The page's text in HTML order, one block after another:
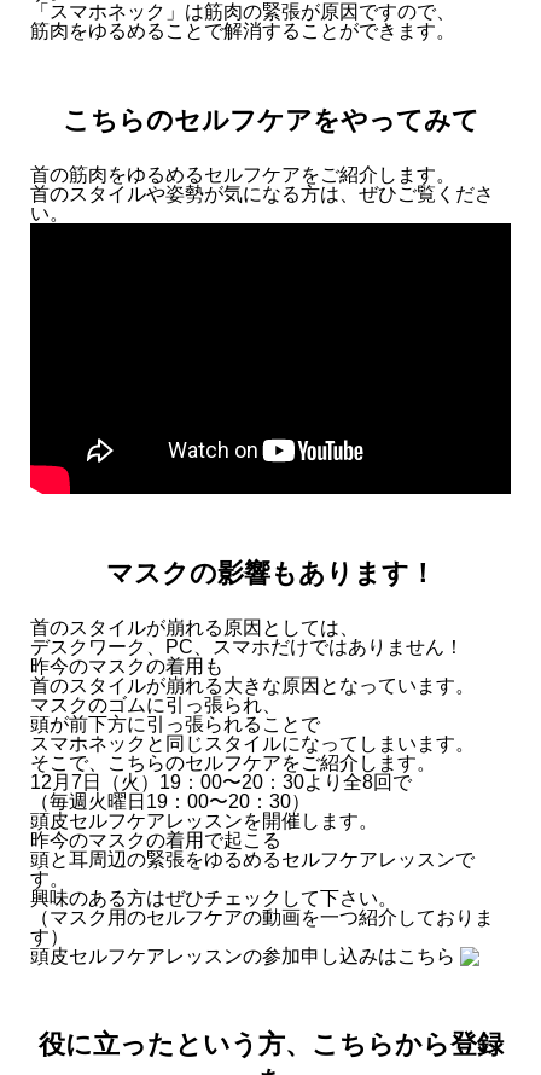
「スマホネック」は筋肉の緊張が原因ですので、
筋肉をゆるめることで解消することができます。
こちらのセルフケアをやってみて
首の筋肉をゆるめるセルフケアをご紹介します。
首のスタイルや姿勢が気になる方は、ぜひご覧くださ
い。
マスクの影響もあります！
首のスタイルが崩れる原因としては、
デスクワーク、PC、スマホだけではありません！
昨今のマスクの着用も
首のスタイルが崩れる大きな原因となっています。
マスクのゴムに引っ張られ、
頭が前下方に引っ張られることで
スマホネックと同じスタイルになってしまいます。
そこで、こちらのセルフケアをご紹介します。
12月7日（火）19：00〜20：30より全8回で
（毎週火曜日19：00〜20：30）
頭皮セルフケアレッスンを開催します。
昨今のマスクの着用で起こる
頭と耳周辺の緊張をゆるめるセルフケアレッスンで
す。
興味のある方はぜひチェックして下さい。
（マスク用のセルフケアの動画を一つ紹介しておりま
す）
頭皮セルフケアレッスンの参加申し込みはこちら
役に立ったという方、こちらから登録